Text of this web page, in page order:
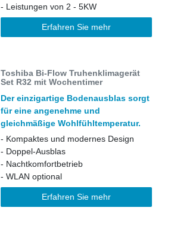
- Leistungen von 2 - 5KW
Erfahren Sie mehr
Toshiba Bi-Flow Truhenklimagerät
Set R32 mit Wochentimer
Der einzigartige Bodenausblas sorgt
für eine angenehme und
gleichmäßige Wohlfühltemperatur.
- Kompaktes und modernes Design
- Doppel-Ausblas
- Nachtkomfortbetrieb
- WLAN optional
Erfahren Sie mehr